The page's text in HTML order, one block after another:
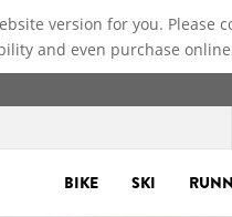
version for you. Please
and even purchase
BIKE SKI